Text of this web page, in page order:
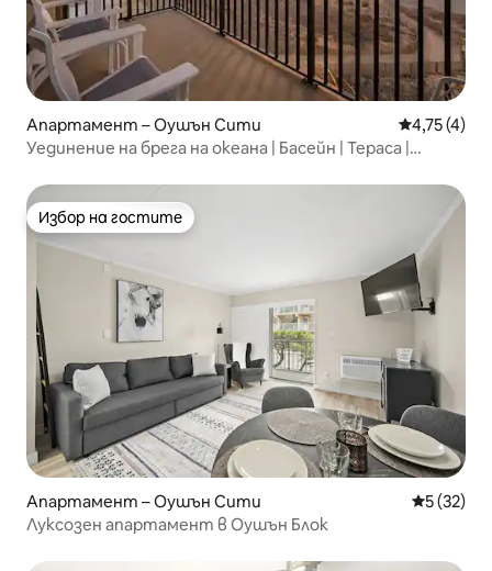
Апартамент – Оушън Сити Средна
4,75 (4)
Уединение на брега на океана | Басейн | Тераса |
Избор на гостите
Избор на гостите
Апартамент – Оушън Сити Средна
5 (32)
Луксозен апартамент в Оушън Блок